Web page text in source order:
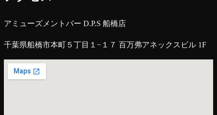
アミューズメントバー D.P.S 船橋店
千葉県船橋市本町５丁目１−１７ 百万弗アネックスビル 1F